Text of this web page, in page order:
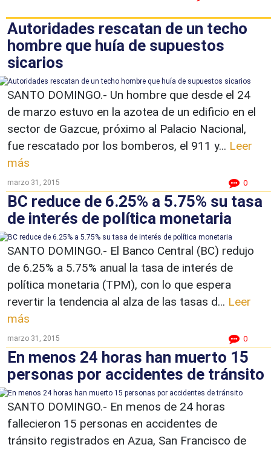
Autoridades rescatan de un techo
hombre que huía de supuestos
sicarios
SANTO DOMINGO.- Un hombre que desde el 24
de marzo estuvo en la azotea de un edificio en el
sector de Gazcue, próximo al Palacio Nacional,
fue rescatado por los bomberos, el 911 y... Leer
más
marzo 31, 2015 0
BC reduce de 6.25% a 5.75% su tasa
de interés de política monetaria
SANTO DOMINGO.- El Banco Central (BC) redujo
de 6.25% a 5.75% anual la tasa de interés de
política monetaria (TPM), con lo que espera
revertir la tendencia al alza de las tasas d... Leer
más
marzo 31, 2015 0
En menos 24 horas han muerto 15
personas por accidentes de tránsito
SANTO DOMINGO.- En menos de 24 horas
fallecieron 15 personas en accidentes de
tránsito registrados en Azua, San Francisco de